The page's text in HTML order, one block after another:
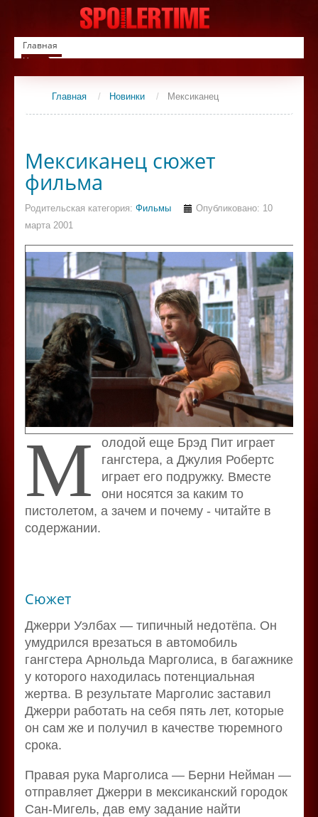
Главная
Новинки
Список фильмов
СериалыГлавная / Новинки / Мексиканец
Мексиканец сюжет
фильма
Родительская категория: Фильмы
Опубликовано: 10
марта 2001
М олодой еще Брэд Пит играет
гангстера, а Джулия Робертс
играет его подружку. Вместе
они носятся за каким то
пистолетом, а зачем и почему - читайте в
содержании.
Сюжет
Джерри Уэлбах — типичный недотёпа. Он
умудрился врезаться в автомобиль
гангстера Арнольда Марголиса, в багажнике
у которого находилась потенциальная
жертва. В результате Марголис заставил
Джерри работать на себя пять лет, которые
он сам же и получил в качестве тюремного
срока.
Правая рука Марголиса — Берни Нейман —
отправляет Джерри в мексиканский городок
Сан-Мигель, дав ему задание найти